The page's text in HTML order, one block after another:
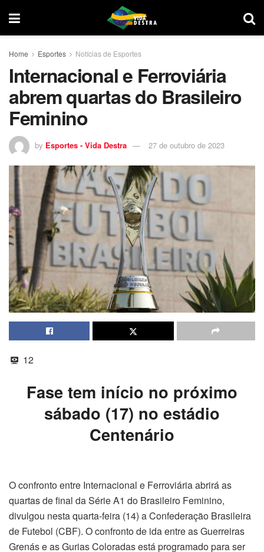
Home Esportes Notícias de Esportes
Internacional e Ferroviária
abrem quartas do Brasileiro
Feminino
by Esportes - Vida Destra 27 de outubro de 2023
12
Fase tem início no próximo
sábado (17) no estádio
Centenário
O confronto entre Internacional e Ferroviária abrirá as
quartas de final da Série A1 do Brasileiro Feminino,
divulgou nesta quarta-feira (14) a Confederação Brasileira
de Futebol (CBF). O confronto de ida entre as Guerreiras
Grenás e as Gurias Coloradas está programado para ser